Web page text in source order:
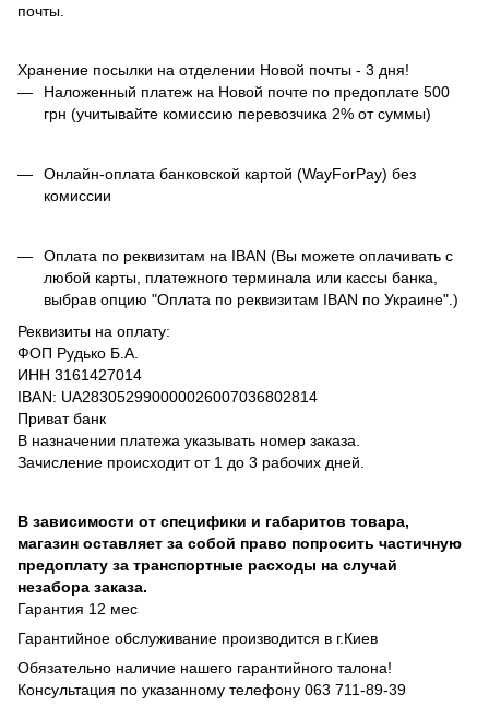
почты.
Хранение посылки на отделении Новой почты - 3 дня!
Наложенный платеж на Новой почте по предоплате 500
грн (учитывайте комиссию перевозчика 2% от суммы)
Онлайн-оплата банковской картой (WayForPay) без
комиссии
Оплата по реквизитам на IBAN (Вы можете оплачивать с
любой карты, платежного терминала или кассы банка,
выбрав опцию "Оплата по реквизитам IBAN по Украине".)
Реквизиты на оплату:
ФОП Рудько Б.А.
ИНН 3161427014
IBAN: UA283052990000026007036802814
Приват банк
В назначении платежа указывать номер заказа.
Зачисление происходит от 1 до 3 рабочих дней.
В зависимости от специфики и габаритов товара,
магазин оставляет за собой право попросить частичную
предоплату за транспортные расходы на случай
незабора заказа.
Гарантия 12 мес
Гарантийное обслуживание производится в г.Киев
Обязательно наличие нашего гарантийного талона!
Консультация по указанному телефону 063 711-89-39